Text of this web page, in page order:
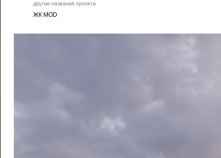
другие названия проекта
ЖК MOD